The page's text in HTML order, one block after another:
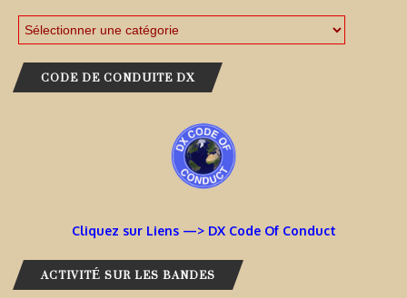
CODE DE CONDUITE DX
Cliquez sur Liens —> DX Code Of Conduct
ACTIVITÉ SUR LES BANDES